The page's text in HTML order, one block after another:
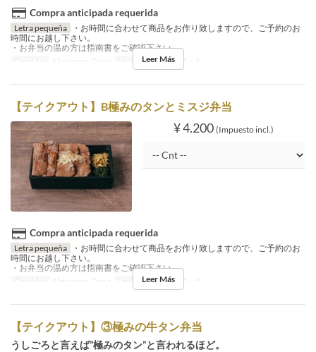
Compra anticipada requerida
Letra pequeña
・お時間に合わせて商品をお作り致しますので、ご予約のお
時間にお越し下さい。
・お弁当の温め方は指南書をご確認下さい。
Comidas
Almuerzo, Cena Límite de pedido 1 ~ 5
Leer Más
【テイクアウト】B極みのタンとミスジ弁当
¥ 4.200 (Impuesto incl.)
Compra anticipada requerida
Letra pequeña
・お時間に合わせて商品をお作り致しますので、ご予約のお
時間にお越し下さい。
・お弁当の温め方は指南書をご確認下さい。
Comidas
Almuerzo, Cena Límite de pedido 1 ~ 5
Leer Más
【テイクアウト】③極みの牛タン弁当
うしごろと言えば”極みのタン”と言われるほど。